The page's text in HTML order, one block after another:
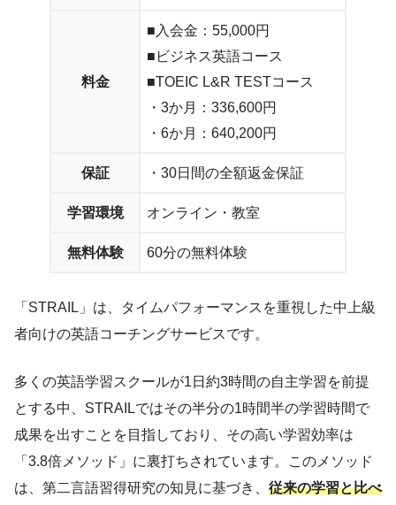
料金
■入会金：55,000円
■ビジネス英語コース
■TOEIC L&R TESTコース
・3か月：336,600円
・6か月：640,200円
保証 ・30日間の全額返金保証
学習環境 オンライン・教室
無料体験 60分の無料体験
「STRAIL」は、タイムパフォーマンスを重視した中上級
者向けの英語コーチングサービスです。
多くの英語学習スクールが1日約3時間の自主学習を前提
とする中、STRAILではその半分の1時間半の学習時間で
成果を出すことを目指しており、その高い学習効率は
「3.8倍メソッド」に裏打ちされています。このメソッド
は、第二言語習得研究の知見に基づき、 従来の学習と比べ